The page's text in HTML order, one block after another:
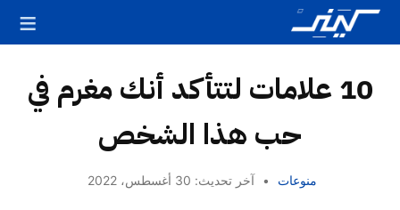
10 علامات لتتأكد أنك مغرم في
حب هذا الشخص
منوعات • آخر تحديث: 30 أغسطس، 2022